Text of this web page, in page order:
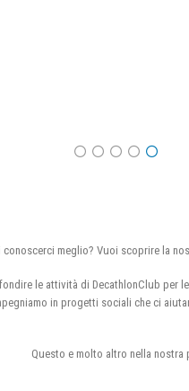
conoscerci meglio? Vuoi scoprire la
le attività di DecathlonClub per
in progetti sociali che ci
Questo e molto altro nella nostra